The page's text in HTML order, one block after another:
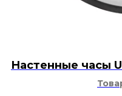
Настенные часы